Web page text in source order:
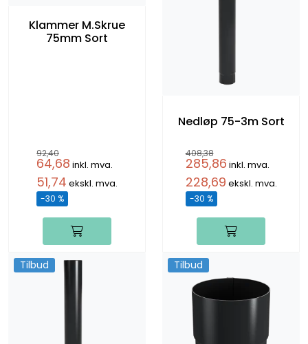
Klammer M.Skrue
75mm Sort
92,40
64,68 inkl. mva.
51,74 ekskl. mva.
-30 %
Nedløp 75-3m Sort
408,38
285,86 inkl. mva.
228,69 ekskl. mva.
-30 %
Tilbud Tilbud